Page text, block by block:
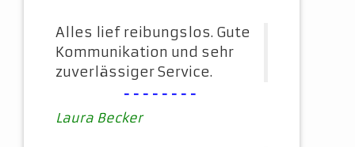
Alles lief reibungslos. Gute
Kommunikation und sehr
zuverlässiger Service.
--------
Laura Becker